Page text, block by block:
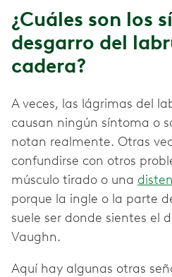
¿Cuáles son los
desgarro del
cadera?
A veces, las lágrimas del
causan ningún síntoma o
notan realmente. Otras
confundirse con otros
músculo tirado o una
porque la ingle o la parte
suele ser donde sientes el
Vaughn.
Aquí hay algunas otras